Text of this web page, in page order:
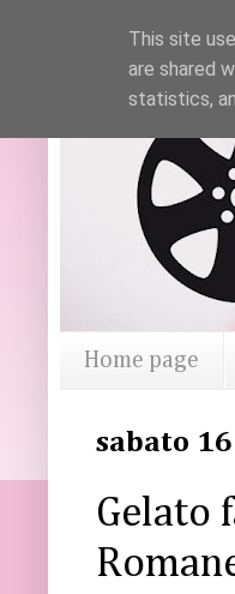
Home page
sabato
Gelato
This site
are shared
statistics,